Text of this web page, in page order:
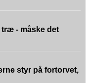
- måske det
styr på fortorvet,